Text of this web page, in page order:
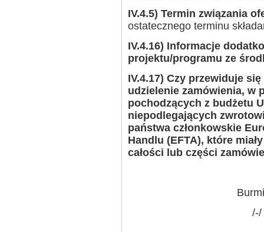
IV.4.5) Termin związania
ostatecznego terminu
IV.4.16) Informacje
projektu/programu ze
IV.4.17) Czy przewiduje
udzielenie zamówienia, w
pochodzących z budżetu
niepodlegających
państwa członkowskie
Handlu (EFTA), które
całości lub części
/-/